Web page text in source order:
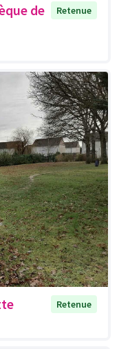
de
Retenue
Retenue